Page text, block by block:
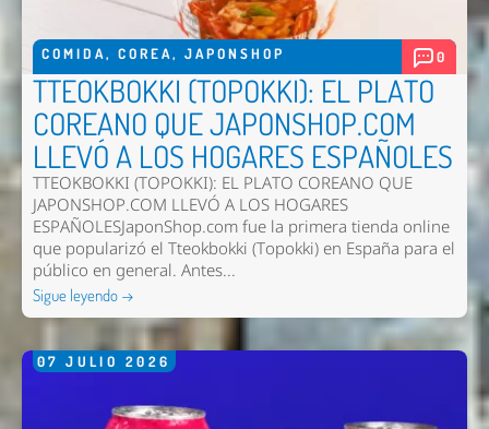
COMIDA, COREA, JAPONSHOP 0
TTEOKBOKKI (TOPOKKI): EL PLATO
COREANO QUE JAPONSHOP.COM
LLEVÓ A LOS HOGARES ESPAÑOLES
TTEOKBOKKI (TOPOKKI): EL PLATO COREANO QUE
JAPONSHOP.COM LLEVÓ A LOS HOGARES
ESPAÑOLESJaponShop.com fue la primera tienda online
que popularizó el Tteokbokki (Topokki) en España para el
público en general. Antes...
Sigue leyendo →
07 JULIO 2026